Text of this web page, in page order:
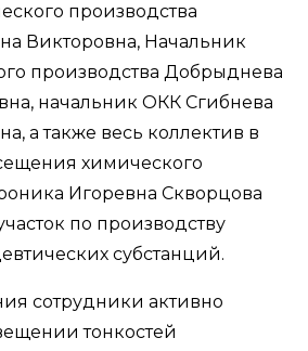
производства
Викторовна, Начальник
производства Добрыднева
начальник ОКК Сгибнева
а также весь коллектив в
химического
Игоревна Скворцова
по производству
субстанций.
сотрудники активно
тонкостей